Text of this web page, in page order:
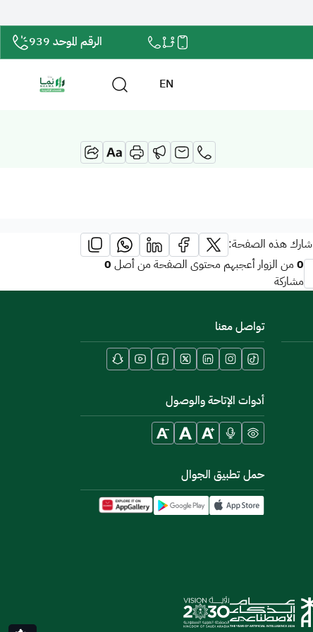
الرقم الموحد 939
EN
شارك هذه الصفحة:
0من الزوار أعجبهم محتوى الصفحة من أصل0
مشاركة
تواصل معنا
أدوات الإتاحة والوصول
حمل تطبيق الجوال